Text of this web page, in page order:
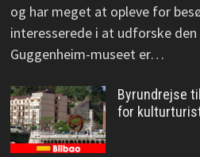
og har meget at opleve for
interesserede i at udforske
Guggenheim-museet er…
Byrundrejse
for